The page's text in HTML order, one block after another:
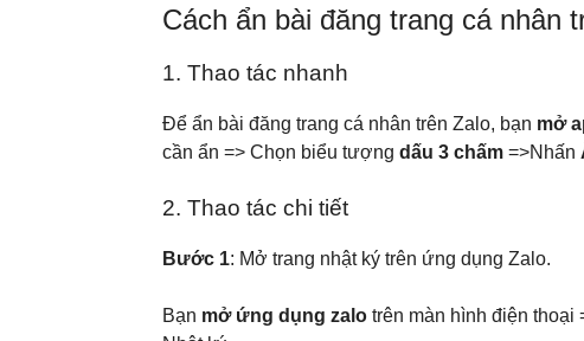
Cách ẩn bài đăng trang cá nhân
1. Thao tác nhanh
Để ẩn bài đăng trang cá nhân trên Zalo, bạn mở
cần ẩn => Chọn biểu tượng dấu 3 chấm =>Nhấn
2. Thao tác chi tiết
Bước 1: Mở trang nhật ký trên ứng dụng Zalo.
Bạn mở ứng dụng zalo trên màn hình điện thoại